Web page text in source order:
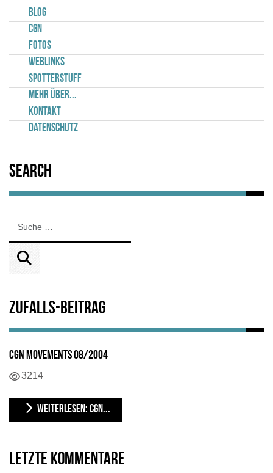
Blog
CGN
Fotos
Weblinks
Spotterstuff
Mehr über...
Kontakt
Datenschutz
Search
Zufalls-Beitrag
CGN Movements 08/2004
3214
WEITERLESEN: CGN...
Letzte Kommentare